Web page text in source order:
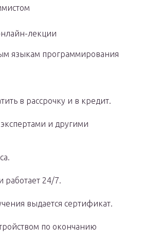
лекции
языкам программирования
в рассрочку и в кредит.
и другими
работает 24/7.
выдается сертификат.
по окончанию